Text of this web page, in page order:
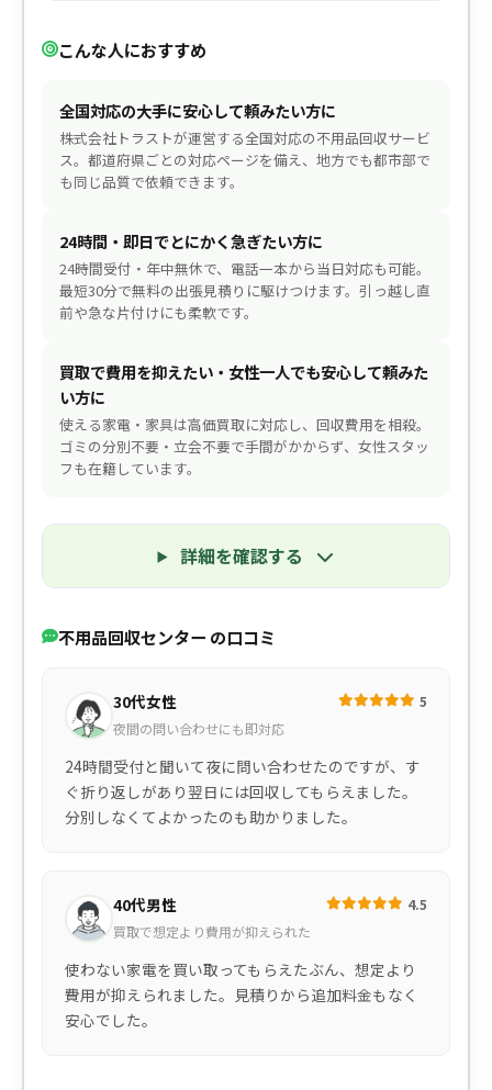
こんな人におすすめ
全国対応の大手に安心して頼みたい方に
株式会社トラストが運営する全国対応の不用品回収サービ
ス。都道府県ごとの対応ページを備え、地方でも都市部で
も同じ品質で依頼できます。
24時間・即日でとにかく急ぎたい方に
24時間受付・年中無休で、電話一本から当日対応も可能。
最短30分で無料の出張見積りに駆けつけます。引っ越し直
前や急な片付けにも柔軟です。
買取で費用を抑えたい・女性一人でも安心して頼みた
い方に
使える家電・家具は高価買取に対応し、回収費用を相殺。
ゴミの分別不要・立会不要で手間がかからず、女性スタッ
フも在籍しています。
詳細を確認する
不用品回収センター の口コミ
30代女性
夜間の問い合わせにも即対応
5
24時間受付と聞いて夜に問い合わせたのですが、す
ぐ折り返しがあり翌日には回収してもらえました。
分別しなくてよかったのも助かりました。
40代男性
買取で想定より費用が抑えられた
4.5
使わない家電を買い取ってもらえたぶん、想定より
費用が抑えられました。見積りから追加料金もなく
安心でした。